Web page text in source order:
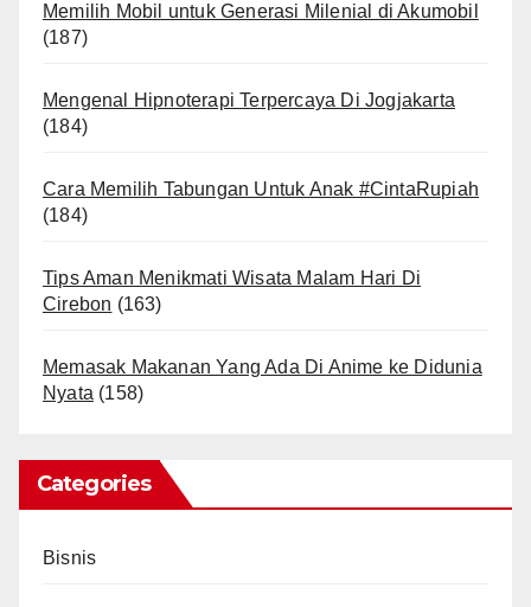
Memilih Mobil untuk Generasi Milenial di Akumobil
(187)
Mengenal Hipnoterapi Terpercaya Di Jogjakarta
(184)
Cara Memilih Tabungan Untuk Anak #CintaRupiah
(184)
Tips Aman Menikmati Wisata Malam Hari Di
Cirebon (163)
Memasak Makanan Yang Ada Di Anime ke Didunia
Nyata (158)
Categories
Bisnis